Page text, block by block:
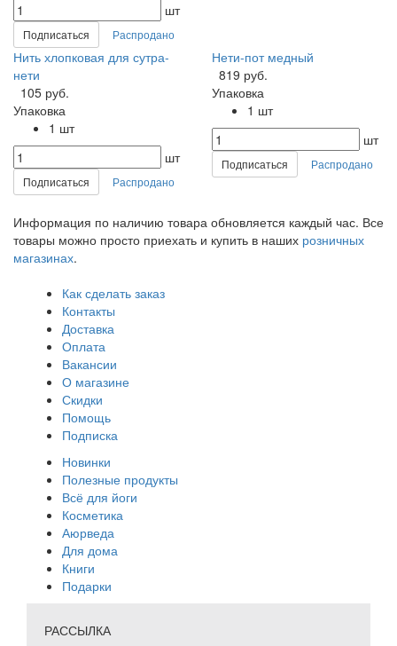
шт
Подписаться Распродано
Нить хлопковая для сутра-
нети
105 руб.
Упаковка
1 шт
шт
Подписаться Распродано
Нети-пот медный
819 руб.
Упаковка
1 шт
шт
Подписаться Распродано
Информация по наличию товара обновляется каждый час. Все
товары можно просто приехать и купить в наших розничных
магазинах.
Как сделать заказ
Контакты
Доставка
Оплата
Вакансии
О магазине
Скидки
Помощь
Подписка
Новинки
Полезные продукты
Всё для йоги
Косметика
Аюрведа
Для дома
Книги
Подарки
РАССЫЛКА